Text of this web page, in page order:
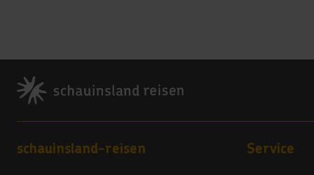
Das
Footer
Footer navigation
schauinsland-reisen Service